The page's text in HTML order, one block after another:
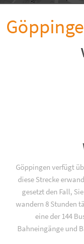
Göppingen verfügt
diese Strecke
gesetzt den Fall,
wandern 8 Stunden
eine der 144
Bahneingänge und